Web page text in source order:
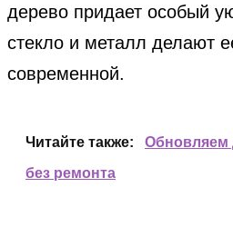
дерево придает особый
стекло и металл делают
современной.
Читайте также:
Обновляем
без ремонта